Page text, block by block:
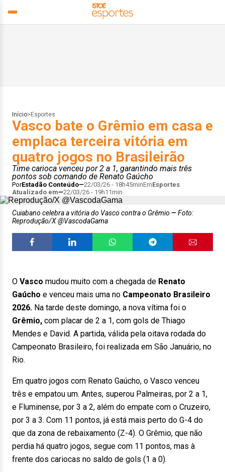
Início> Esportes
Vasco bate o Grêmio em casa e
emplaca terceira vitória em
quatro jogos no Brasileirão
Time carioca venceu por 2 a 1, garantindo mais três
pontos sob comando de Renato Gaúcho
PorEstadão Conteúdo 22/03/26 - 18h45minEmEsportes
Atualizado em
22/03/26 - 19h11min
Cuiabano celebra a vitória do Vasco contra o Grêmio
Foto:
Reprodução/X @VascodaGama
O Vasco mudou muito com a chegada de Renato
Gaúcho e venceu mais uma no Campeonato Brasileiro
2026. Na tarde deste domingo, a nova vítima foi o
Grêmio, com placar de 2 a 1, com gols de Thiago
Mendes e David. A partida, válida pela oitava rodada do
Campeonato Brasileiro, foi realizada em São Januário, no
Rio.
Em quatro jogos com Renato Gaúcho, o Vasco venceu
três e empatou um. Antes, superou Palmeiras, por 2 a 1,
e Fluminense, por 3 a 2, além do empate com o Cruzeiro,
por 3 a 3. Com 11 pontos, já está mais perto do G-4 do
que da zona de rebaixamento (Z-4). O Grêmio, que não
perdia há quatro jogos, segue com 11 pontos, mas à
frente dos cariocas no saldo de gols (1 a 0).